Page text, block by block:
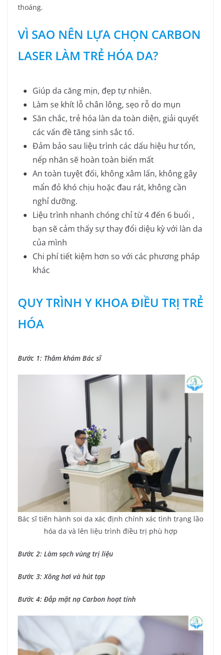
thoáng.
VÌ SAO NÊN LỰA CHỌN CARBON
LASER LÀM TRẺ HÓA DA?
Giúp da căng mịn, đẹp tự nhiên.
Làm se khít lỗ chân lông, sẹo rỗ do mụn
Săn chắc, trẻ hóa làn da toàn diện, giải quyết
các vấn đề tăng sinh sắc tố.
Đảm bảo sau liệu trình các dấu hiệu hư tổn,
nếp nhăn sẽ hoàn toàn biến mất
An toàn tuyệt đối, không xâm lấn, không gây
mẩn đỏ khó chịu hoặc đau rát, không cần
nghỉ dưỡng.
Liệu trình nhanh chóng chỉ từ 4 đến 6 buổi ,
bạn sẽ cảm thấy sự thay đổi diệu kỳ với làn da
của mình
Chi phí tiết kiệm hơn so với các phương pháp
khác
QUY TRÌNH Y KHOA ĐIỀU TRỊ TRẺ
HÓA
Bước 1: Thăm khám Bác sĩ
Bác sĩ tiến hành soi da xác định chính xác tình trạng lão
hóa da và lên liệu trình điều trị phù hợp
Bước 2: Làm sạch vùng trị liệu
Bước 3: Xông hơi và hút tạp
Bước 4: Đắp mặt nạ Carbon hoạt tính